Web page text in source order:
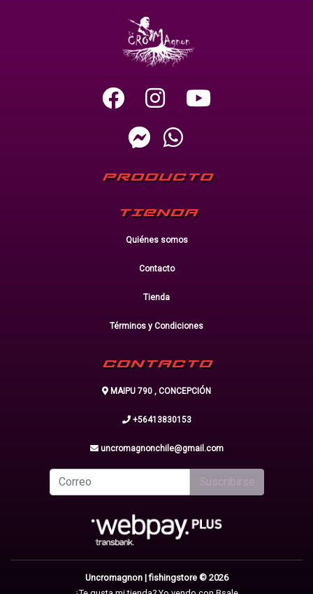
PRODUCTO
TIENDA
Quiénes somos
Contacto
Tienda
Términos y Condiciones
CONTACTO
MAIPU 790 , CONCEPCIÓN
+56413830153
uncromagnonchile@gmail.com
Uncromagnon | fishingstore © 2026